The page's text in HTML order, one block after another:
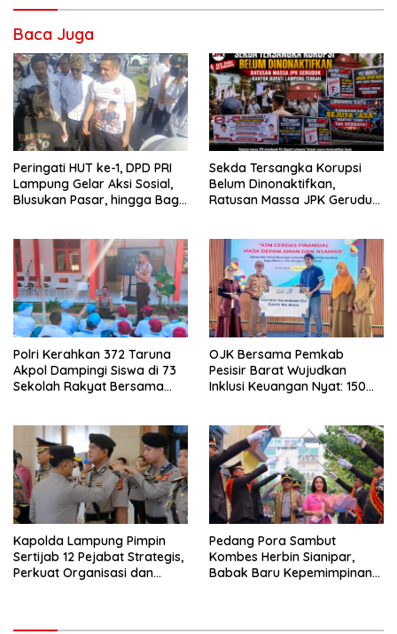
Baca Juga
Peringati HUT ke-1, DPD PRI
Lampung Gelar Aksi Sosial,
Blusukan Pasar, hingga Bagi-
Sekda Tersangka Korupsi
Belum Dinonaktifkan,
Ratusan Massa JPK Geruduk
Polri Kerahkan 372 Taruna
Akpol Dampingi Siswa di 73
Sekolah Rakyat Bersama
OJK Bersama Pemkab
Pesisir Barat Wujudkan
Inklusi Keuangan Nyat: 150
Kapolda Lampung Pimpin
Sertijab 12 Pejabat Strategis,
Perkuat Organisasi dan
Pedang Pora Sambut
Kombes Herbin Sianipar,
Babak Baru Kepemimpinan